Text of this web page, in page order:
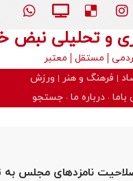
و تحلیلی نبض
مستقل
معتبر
فرهنگ و هنر
ورزش
درباره ما جستجو
صلاحیت نامزدهای مجلس